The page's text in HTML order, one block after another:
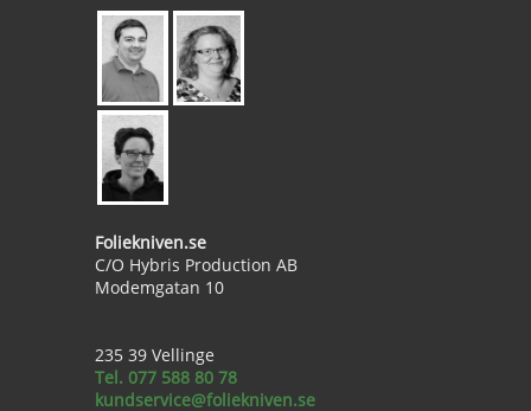
Foliekniven.se
C/O Hybris Production AB
Modemgatan 10
235 39 Vellinge
Tel. 077 588 80 78
kundservice@foliekniven.se